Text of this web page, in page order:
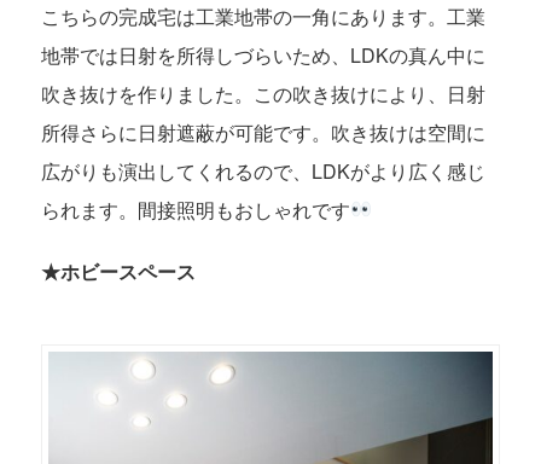
こちらの完成宅は工業地帯の一角にあります。工業
地帯では日射を所得しづらいため、LDKの真ん中に
吹き抜けを作りました。この吹き抜けにより、日射
所得さらに日射遮蔽が可能です。吹き抜けは空間に
広がりも演出してくれるので、LDKがより広く感じ
られます。間接照明もおしゃれです
★ホビースペース